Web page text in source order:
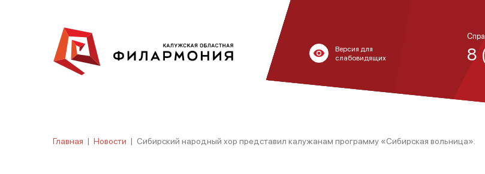
Версия для
слабовидящих
8
Главная | Новости | Сибирский народный хор представил калужанам программу «Сибирская вольница».